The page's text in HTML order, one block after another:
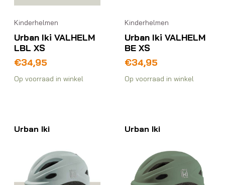
Kinderhelmen
Urban Iki VALHELM
LBL XS
€34,95
Op voorraad in winkel
Kinderhelmen
Urban Iki VALHELM
BE XS
€34,95
Op voorraad in winkel
Urban Iki Urban Iki